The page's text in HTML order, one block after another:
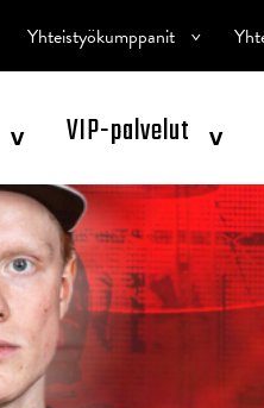
^ VIP-palvelut ^
Yhteistyökumppanit ^